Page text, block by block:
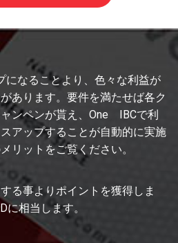
なることより、色々な利益が
あります。要件を満たせば各ク
ンペンが貰え、One IBCで利
アップすることが自動的に実施
リットをご覧ください。
る事よりポイントを獲得しま
に相当します。